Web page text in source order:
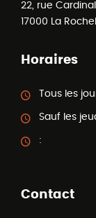
22, rue Cardinal
17000 La
Horaires
Tous les
Sauf les
:
Contact